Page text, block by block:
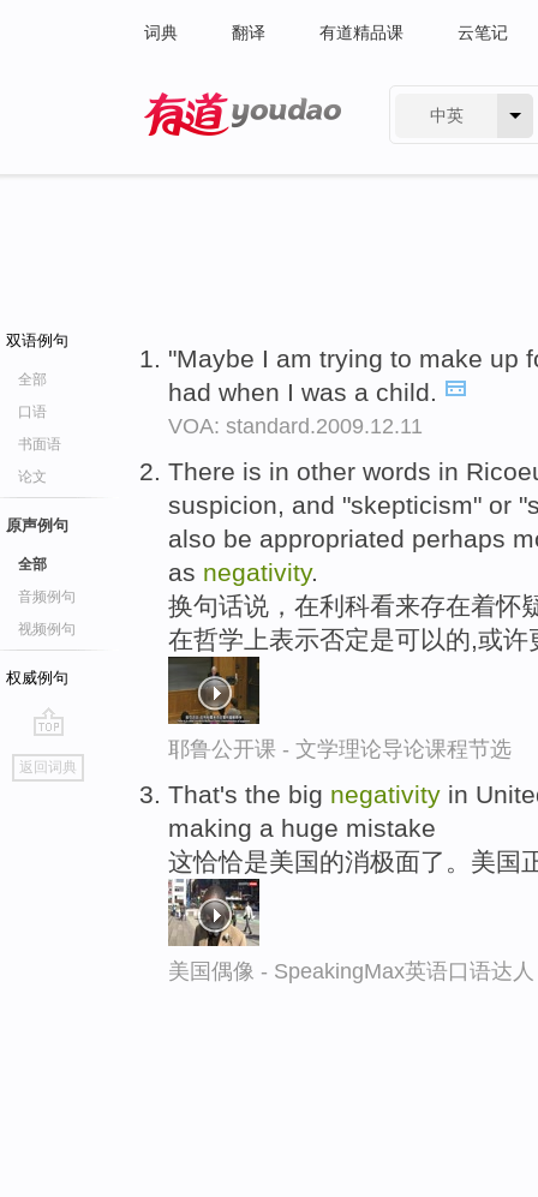
词典 翻译 有道精品课 云笔记
中英
双语例句
全部
口语
书面语
论文
原声例句
全部
音频例句
视频例句
权威例句
go
top
返回词典
"Maybe I am trying to make up
had when I was a child.
VOA: standard.2009.12.11
There is in other words in
suspicion, and "skepticism" or
also be appropriated perhaps
as negativity.
换句话说，在利科看来存在着怀
在哲学上表示否定是可以的,或许
耶鲁公开课 - 文学理论导论课程节选
That's the big negativity in
making a huge mistake
这恰恰是美国的消极面了。美国
美国偶像 - SpeakingMax英语口语达人